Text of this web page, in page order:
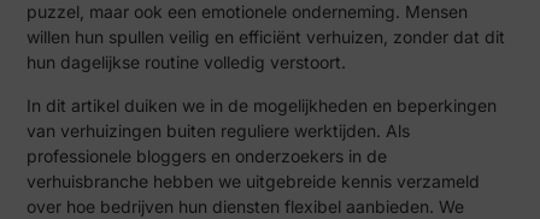
puzzel, maar ook een emotionele onderneming. Mensen
willen hun spullen veilig en efficiënt verhuizen, zonder dat dit
hun dagelijkse routine volledig verstoort.
In dit artikel duiken we in de mogelijkheden en beperkingen
van verhuizingen buiten reguliere werktijden. Als
professionele bloggers en onderzoekers in de
verhuisbranche hebben we uitgebreide kennis verzameld
over hoe bedrijven hun diensten flexibel aanbieden. We